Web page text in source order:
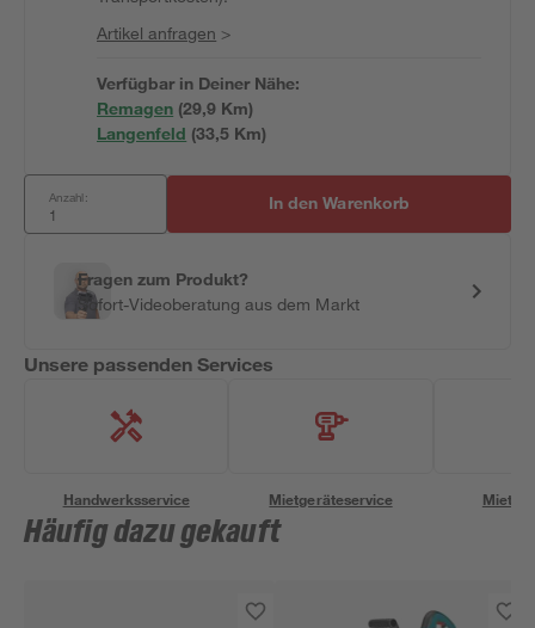
Artikel anfragen >
Verfügbar in Deiner Nähe:
Remagen (29,9 Km)
Langenfeld (33,5 Km)
Anzahl: In den Warenkorb
Fragen zum Produkt?
Sofort-Videoberatung aus dem Markt
Unsere passenden Services
Handwerksservice Mietgeräteservice
Häufig dazu gekauft